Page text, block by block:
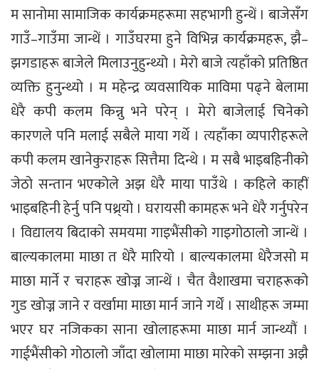
म सानोमा सामाजिक कार्यक्रमहरूमा सहभागी हुन्थें । बाजेसँग
गाउँ–गाउँमा जान्थें । गाउँघरमा हुने विभिन्न कार्यक्रमहरू, झै–
झगडाहरू बाजेले मिलाउनुहुन्थ्यो । मेरो बाजे त्यहाँको प्रतिष्ठित
व्यक्ति हुनुन्थ्यो । म महेन्द्र व्यवसायिक माविमा पढ्ने बेलामा
धेरै कपी कलम किन्नु भने परेन् । मेरो बाजेलाई चिनेको
कारणले पनि मलाई सबैले माया गर्थे । त्यहाँका व्यपारीहरूले
कपी कलम खानेकुराहरू सित्तैमा दिन्थे । म सबै भाइबहिनीको
जेठो सन्तान भएकोले अझ धेरै माया पाउँथे । कहिले काहीं
भाइबहिनी हेर्नु पनि पथ्र्यो । घरायसी कामहरू भने धेरै गर्नुपरेन
। विद्यालय बिदाको समयमा गाइभैंसीको गाइगोठालो जान्थें ।
बाल्यकालमा माछा त धेरै मारियो । बाल्यकालमा धेरैजसो म
माछा मार्ने र चराहरू खोज्न जान्थें । चैत वैशाखमा चराहरूको
गुड खोज्न जाने र वर्खामा माछा मार्न जाने गर्थें । साथीहरू जम्मा
भएर घर नजिकका साना खोलाहरूमा माछा मार्न जान्थ्यौं ।
गाईभैंसीको गोठालो जाँदा खोलामा माछा मारेको सम्झना अझै